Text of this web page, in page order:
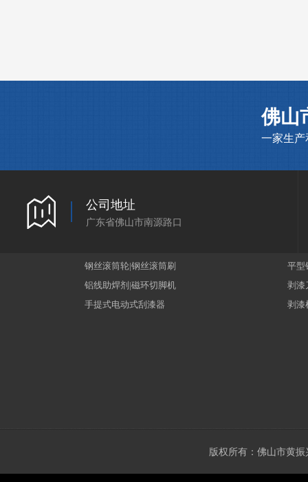
佛山
一家生产
公司地址
广东省佛山市南源路口
钢丝滚筒轮|钢丝滚筒刷
平型
铝线助焊剂|磁环切脚机
剥漆
手提式电动式刮漆器
剥漆
版权所有：佛山市黄